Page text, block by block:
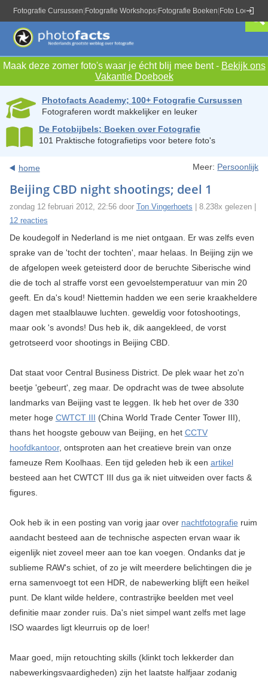
Fotografie Cursussen Fotografie Workshops Fotografie Boeken Foto Locaties
Maak deze zomer foto's waar je écht blij mee bent - Bekijk ons
Vakantie Doeboek
Photofacts Academy; 100+ Fotografie Cursussen
Fotograferen wordt makkelijker en leuker
De Fotobijbels; Boeken over Fotografie
101 Praktische fotografietips voor betere foto's
home Meer: Persoonlijk
Beijing CBD night shootings; deel 1
zondag 12 februari 2012, 22:56 door Ton Vingerhoets | 8.238x gelezen |
12 reacties
De koudegolf in Nederland is me niet ontgaan. Er was zelfs even
sprake van de 'tocht der tochten', maar helaas. In Beijing zijn we
de afgelopen week geteisterd door de beruchte Siberische wind
die de toch al straffe vorst een gevoelstemperatuur van min 20
geeft. En da's koud! Niettemin hadden we een serie kraakheldere
dagen met staalblauwe luchten. geweldig voor fotoshootings,
maar ook 's avonds! Dus heb ik, dik aangekleed, de vorst
getrotseerd voor shootings in Beijing CBD.
Dat staat voor Central Business District. De plek waar het zo'n
beetje 'gebeurt', zeg maar. De opdracht was de twee absolute
landmarks van Beijing vast te leggen. Ik heb het over de 330
meter hoge CWTCT III (China World Trade Center Tower III),
thans het hoogste gebouw van Beijing, en het CCTV
hoofdkantoor, ontsproten aan het creatieve brein van onze
fameuze Rem Koolhaas. Een tijd geleden heb ik een artikel
besteed aan het CWTCT III dus ga ik niet uitweiden over facts &
figures.
Ook heb ik in een posting van vorig jaar over nachtfotografie ruim
aandacht besteed aan de technische aspecten ervan waar ik
eigenlijk niet zoveel meer aan toe kan voegen. Ondanks dat je
sublieme RAW's schiet, of zo je wilt meerdere belichtingen die je
erna samenvoegt tot een HDR, de nabewerking blijft een heikel
punt. De klant wilde heldere, contrastrijke beelden met veel
definitie maar zonder ruis. Da's niet simpel want zelfs met lage
ISO waardes ligt kleurruis op de loer!
Maar goed, mijn retouchting skills (klinkt toch lekkerder dan
nabewerkingsvaardigheden) zijn het laatste halfjaar zodanig